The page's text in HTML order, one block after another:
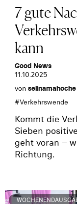
7 gute
kann
Good News
11.10.2025
von selinamahoche
#Verkehrswende
Kommt die
Sieben
geht voran –
Richtung.